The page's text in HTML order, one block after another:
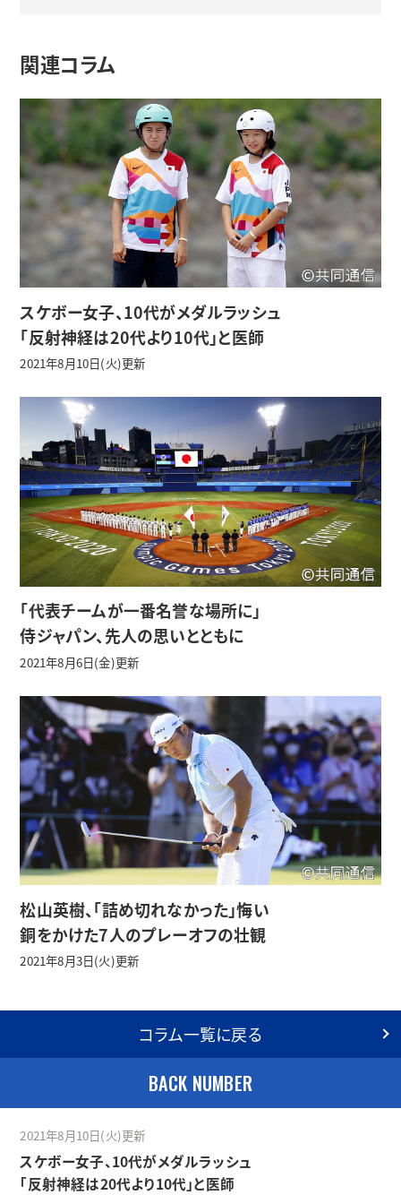
関連コラム
スケボー女子、10代がメダルラッシュ
「反射神経は20代より10代」と医師
2021年8月10日(火)更新
「代表チームが一番名誉な場所に」
侍ジャパン、先人の思いとともに
2021年8月6日(金)更新
松山英樹、「詰め切れなかった」悔い
銅をかけた7人のプレーオフの壮観
2021年8月3日(火)更新
コラム一覧に戻る
BACK NUMBER
2021年8月10日(火)更新
スケボー女子、10代がメダルラッシュ
「反射神経は20代より10代」と医師